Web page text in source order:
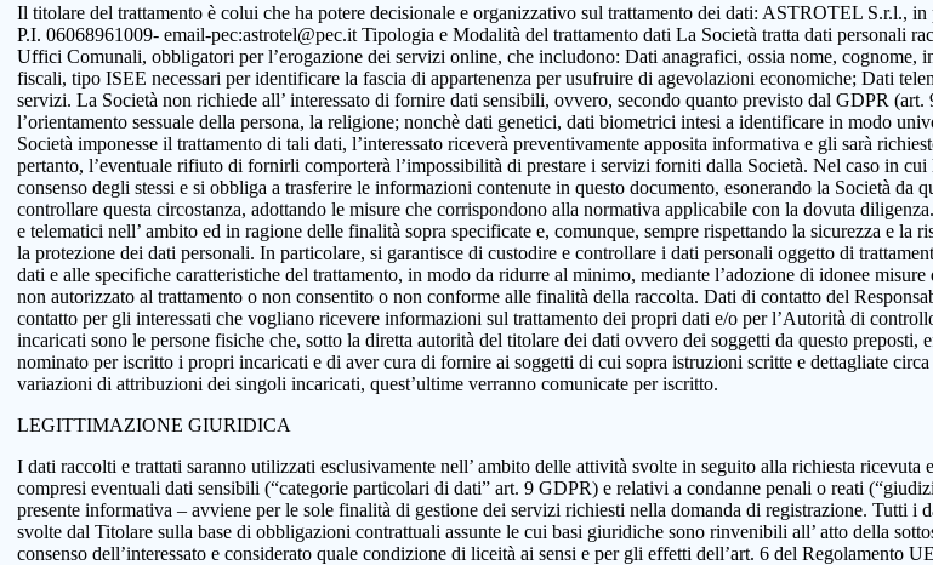
Il titolare del trattamento è colui che ha potere decisionale e organizzativo sul trattamento dei dati: ASTROTEL S.r.l.,
P.I. 06068961009- email-pec:astrotel@pec.it Tipologia e Modalità del trattamento dati La Società tratta dati personali
Uffici Comunali, obbligatori per l’erogazione dei servizi online, che includono: Dati anagrafici, ossia nome,
fiscali, tipo ISEE necessari per identificare la fascia di appartenenza per usufruire di agevolazioni economiche; Dati
servizi. La Società non richiede all’ interessato di fornire dati sensibili, ovvero, secondo quanto previsto dal GDPR
l’orientamento sessuale della persona, la religione; nonchè dati genetici, dati biometrici intesi a identificare in modo
Società imponesse il trattamento di tali dati, l’interessato riceverà preventivamente apposita informativa e gli sarà
pertanto, l’eventuale rifiuto di fornirli comporterà l’impossibilità di prestare i servizi forniti dalla Società. Nel caso in
consenso degli stessi e si obbliga a trasferire le informazioni contenute in questo documento, esonerando la Società
controllare questa circostanza, adottando le misure che corrispondono alla normativa applicabile con la dovuta
e telematici nell’ ambito ed in ragione delle finalità sopra specificate e, comunque, sempre rispettando la sicurezza e
la protezione dei dati personali. In particolare, si garantisce di custodire e controllare i dati personali oggetto di
dati e alle specifiche caratteristiche del trattamento, in modo da ridurre al minimo, mediante l’adozione di idonee
non autorizzato al trattamento o non consentito o non conforme alle finalità della raccolta. Dati di contatto del
contatto per gli interessati che vogliano ricevere informazioni sul trattamento dei propri dati e/o per l’Autorità di
incaricati sono le persone fisiche che, sotto la diretta autorità del titolare dei dati ovvero dei soggetti da questo
nominato per iscritto i propri incaricati e di aver cura di fornire ai soggetti di cui sopra istruzioni scritte e dettagliate
variazioni di attribuzioni dei singoli incaricati, quest’ultime verranno comunicate per iscritto.
LEGITTIMAZIONE GIURIDICA
I dati raccolti e trattati saranno utilizzati esclusivamente nell’ ambito delle attività svolte in seguito alla richiesta
compresi eventuali dati sensibili (“categorie particolari di dati” art. 9 GDPR) e relativi a condanne penali o reati
presente informativa – avviene per le sole finalità di gestione dei servizi richiesti nella domanda di registrazione. Tutti
svolte dal Titolare sulla base di obbligazioni contrattuali assunte le cui basi giuridiche sono rinvenibili all’ atto della
consenso dell’interessato e considerato quale condizione di liceità ai sensi e per gli effetti dell’art. 6 del Regolamento